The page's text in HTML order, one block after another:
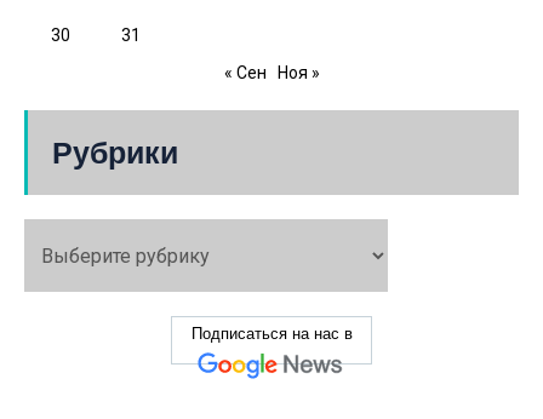
30
31
« Сен
Ноя »
Рубрики
Подписаться на нас в